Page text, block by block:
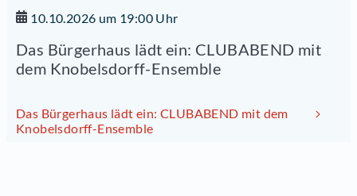
10.10.2026 um 19:00 Uhr
Das Bürgerhaus lädt ein: CLUBABEND mit
dem Knobelsdorff-Ensemble
Das Bürgerhaus lädt ein: CLUBABEND mit dem
Knobelsdorff-Ensemble